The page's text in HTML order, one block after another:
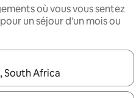
où vous vous sentez
un séjour d'un mois ou
s'affichent, utilisez les flèches